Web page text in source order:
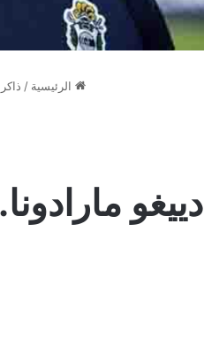
الرئيسية /
دييغو